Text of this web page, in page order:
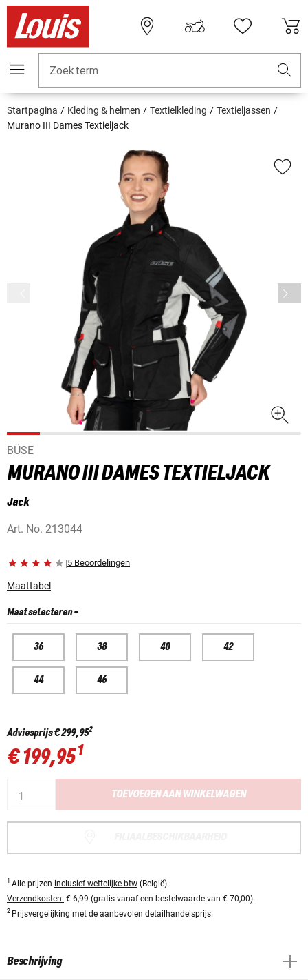
Zoekterm
Startpagina Kleding & helmen Textielkleding
Textieljassen
Murano III Dames Textieljack
BÜSE
MURANO III DAMES TEXTIELJACK
Jack
Art. No. 213044
|5 Beoordelingen
Maattabel
Maat selecteren-
36 38 40 42
44 46
Adviesprijs€ 299,952
€ 199,951
TOEVOEGEN AAN WINKELWAGEN
1 Alle prijzen inclusief wettelijke btw (België).
Verzendkosten: € 6,99 (gratis vanaf een bestelwaarde van € 70,00).
2 Prijsvergelijking met de aanbevolen detailhandelsprijs.
Beschrijving